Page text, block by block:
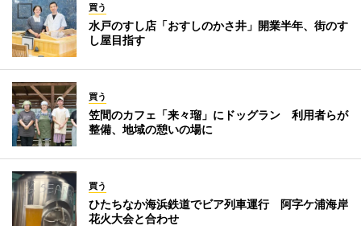
買う
水戸のすし店「おすしのかさ井」開業半年、街のす
し屋目指す
買う
笠間のカフェ「来々瑠」にドッグラン 利用者らが
整備、地域の憩いの場に
買う
ひたちなか海浜鉄道でビア列車運行 阿字ケ浦海岸
花火大会と合わせ